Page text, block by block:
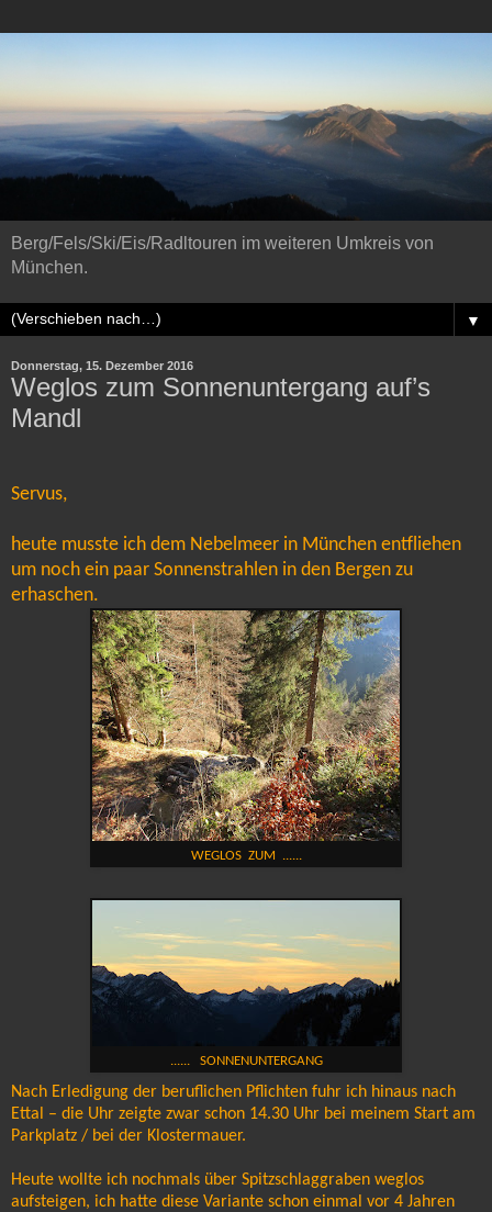
Berg/Fels/Ski/Eis/Radltouren im weiteren Umkreis von
München.
▼
Donnerstag, 15. Dezember 2016
Weglos zum Sonnenuntergang auf’s
Mandl
Servus,
heute musste ich dem Nebelmeer in München entfliehen
um noch ein paar Sonnenstrahlen in den Bergen zu
erhaschen.
WEGLOS ZUM ......
...... SONNENUNTERGANG
Nach Erledigung der beruflichen Pflichten fuhr ich hinaus nach
Ettal – die Uhr zeigte zwar schon 14.30 Uhr bei meinem Start am
Parkplatz / bei der Klostermauer.
Heute wollte ich nochmals über Spitzschlaggraben weglos
aufsteigen, ich hatte diese Variante schon einmal vor 4 Jahren